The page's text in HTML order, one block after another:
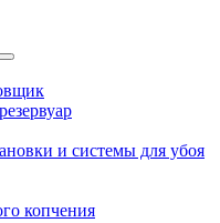
и системы для убоя
копчения